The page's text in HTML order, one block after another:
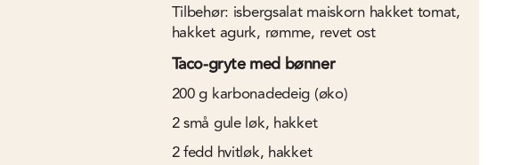
Tilbehør: isbergsalat maiskorn hakket tomat,
hakket agurk, rømme, revet ost
Taco-gryte med bønner
200g karbonadedeig (øko)
2små gule løk, hakket
2fedd hvitløk, hakket